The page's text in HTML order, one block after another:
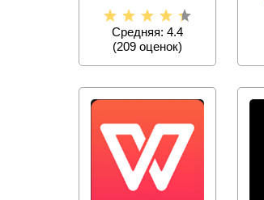
принятых тобой
решениях.
Средняя: 4.4
(209оценок)